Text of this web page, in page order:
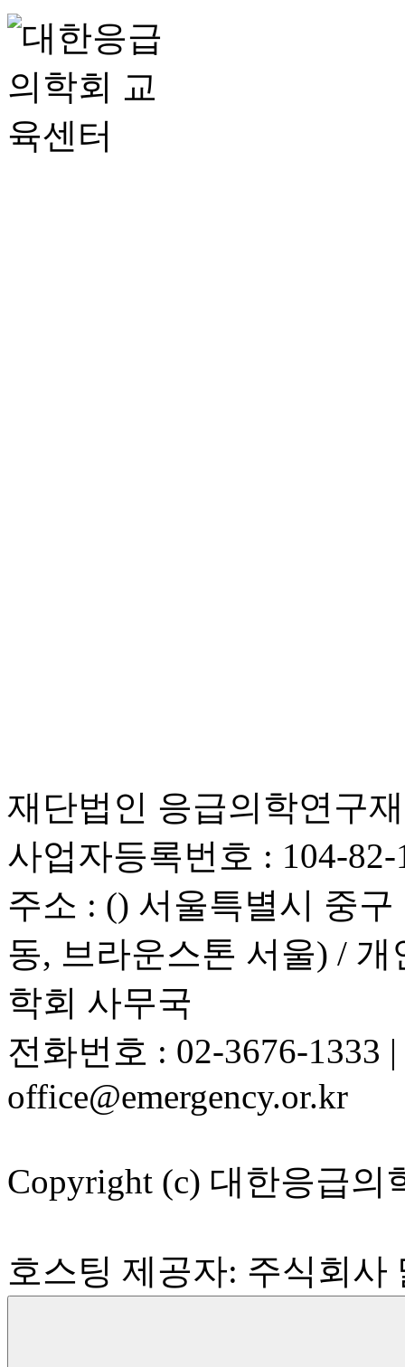
재단법인 응급의학연구
사업자등록번호 : 104-82-
주소 : () 서울특별시 중구
동, 브라운스톤 서울) /
학회 사무국
전화번호 : 02-3676-1333
office@emergency.or.kr
Copyright (c) 대한응급의
호스팅 제공자: 주식회